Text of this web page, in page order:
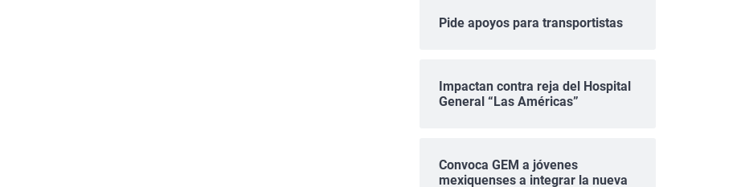
Pide apoyos para transportistas
Impactan contra reja del Hospital
General “Las Américas”
Convoca GEM a jóvenes
mexiquenses a integrar la nueva